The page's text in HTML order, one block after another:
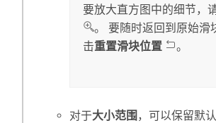
要放大直方图中的细节，
。 要随时返回到原始滑
击重置滑块位置 。
对于大小范围 ，可以保留默